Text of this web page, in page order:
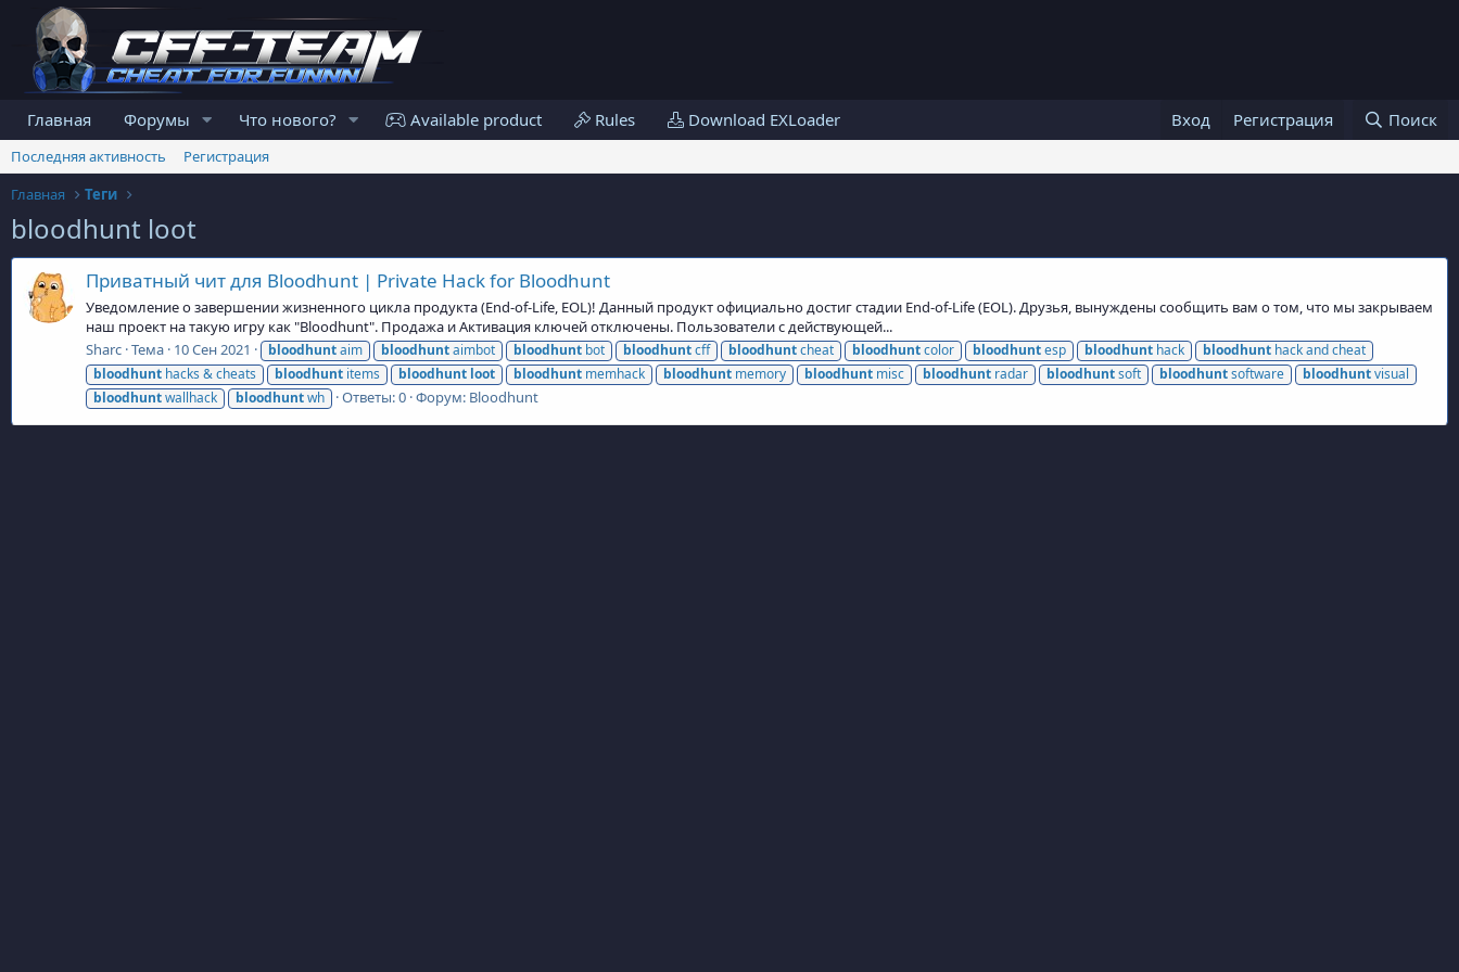
Главная Форумы Что нового? Available product Rules Download EXLoader Вход Регистрация Поиск
Последняя активность
Регистрация
Главная
Теги
bloodhunt loot
Приватный чит для Bloodhunt | Private Hack for Bloodhunt
Уведомление о завершении жизненного цикла продукта (End-of-Life, EOL)! Данный продукт официально достиг стадии End-of-Life (EOL). Друзья, вынуждены сообщить вам о том, что мы закрываем
наш проект на такую игру как "Bloodhunt". Продажа и Активация ключей отключены. Пользователи с действующей...
Sharc Тема 10 Сен 2021 bloodhuntaim bloodhuntaimbot bloodhunt bot bloodhuntcff bloodhuntcheat bloodhuntcolor bloodhuntesp bloodhunt hack bloodhunt hack and cheat
bloodhunt hacks & cheats bloodhunt items bloodhunt loot bloodhunt memhack bloodhunt memory bloodhunt misc bloodhunt radar bloodhuntsoft bloodhuntsoftware bloodhuntvisual
bloodhuntwallhack bloodhuntwh Ответы: 0 Форум: Bloodhunt